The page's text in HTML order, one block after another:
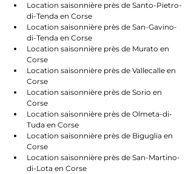
Location saisonnière près de Santo-Pietro-
di-Tenda en Corse
Location saisonnière près de San-Gavino-
di-Tenda en Corse
Location saisonnière près de Murato en
Corse
Location saisonnière près de Vallecalle en
Corse
Location saisonnière près de Sorio en
Corse
Location saisonnière près de Olmeta-di-
Tuda en Corse
Location saisonnière près de Biguglia en
Corse
Location saisonnière près de San-Martino-
di-Lota en Corse